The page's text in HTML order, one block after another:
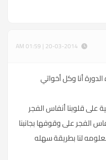
أنا وكل أخواتي
على قلوبنا أنفاس الفجر
الفجر على وقوفها بجانبنا
لنا بطريقة سهله